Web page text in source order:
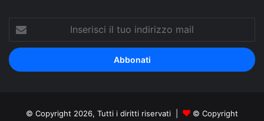
tuo
indirizzo
mail
© Copyright 2026, Tutti i diritti riservati |
© Copyright